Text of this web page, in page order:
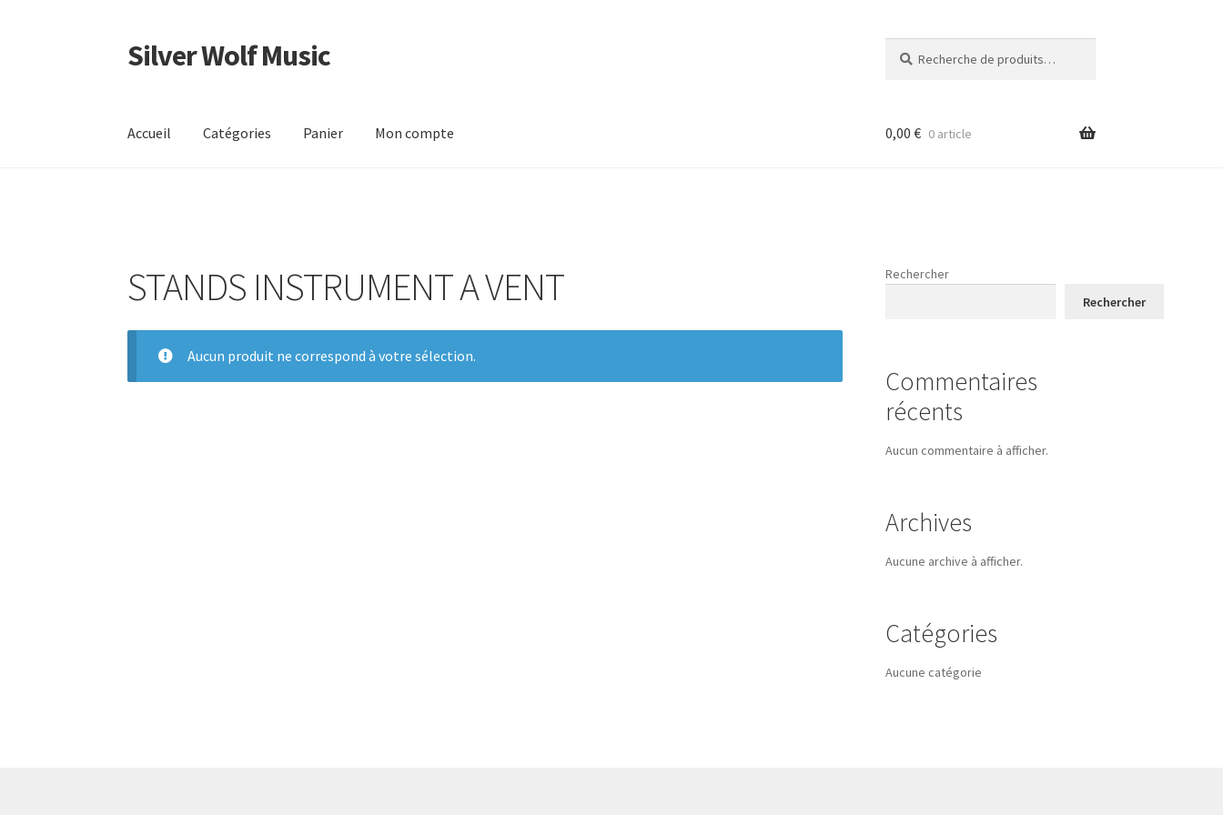
Aller
à
Aller
au
Silver Wolf Music
pour :
Accueil Catégories Panier Mon compte 0,00 € 0 article
STANDS INSTRUMENT A VENT
Aucun produit ne correspond à votre sélection.
Rechercher
Rechercher
Commentaires
récents
Aucun commentaire à afficher.
Archives
Aucune archive à afficher.
Catégories
Aucune catégorie